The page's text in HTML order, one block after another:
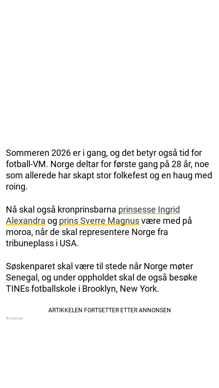
Sommeren 2026 er i gang, og det betyr også tid for
fotball-VM. Norge deltar for første gang på 28 år, noe
som allerede har skapt stor folkefest og en haug med
roing.
Nå skal også kronprinsbarna prinsesse Ingrid
Alexandra og prins Sverre Magnusvære med på
moroa, når de skal representere Norge fra
tribuneplass i USA.
Søskenparet skal være til stede når Norge møter
Senegal, og under oppholdet skal de også besøke
TINEs fotballskole i Brooklyn, New York.